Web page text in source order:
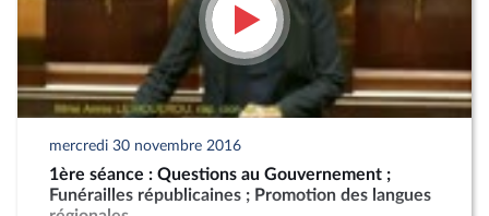
mercredi 30 novembre 2016
1ère séance : Questions au Gouvernement ;
Funérailles républicaines ; Promotion des langues